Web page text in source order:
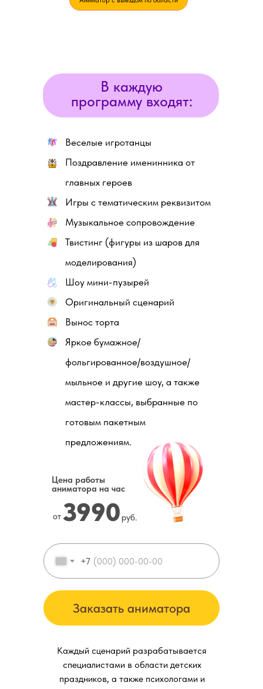
Цена работы
аниматора на час
3990руб.
+7
Заказать аниматора
Каждый сценарий разрабатывается
специалистами в области детских
праздников, а также психологами и
Веселые игротанцы
Поздравление именинника от
главных героев
Игры с тематическим реквизитом
Музыкальное сопровождение
Твистинг (фигуры из шаров для
моделирования)
Шоу мини-пузырей
Оригинальный сценарий
Вынос торта
Яркое бумажное/
фольгированное/воздушное/
мыльное и другие шоу, а также
мастер-классы, выбранные по
готовым пакетным
предложениям.
В каждую
программу входят:
от